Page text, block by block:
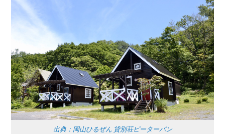
出典：岡山ひるぜん 貸別荘ピーターパン